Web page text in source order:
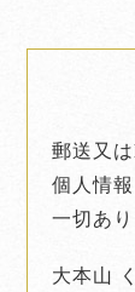
郵送又
個人情
一切あり
大本山